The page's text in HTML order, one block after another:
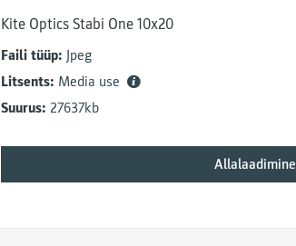
Kite Optics Stabi One 10x20
Faili tüüp: Jpeg
Litsents: Media use
Suurus: 27637kb
Allalaadimine